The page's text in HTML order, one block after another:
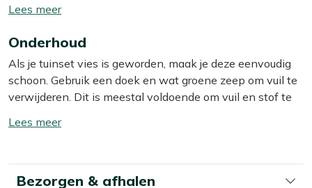
219cm met kunststof blad en 6 comfortabele stoelen
verplaats je de set makkelijk als je je terras eens anders
wilt indelen. Het kunststof tafelblad is
onderhoudsvriendelijk, waardoor je na het eten vooral
met je gezelschap bezig bent, niet met poetsen. De
touwzittingen met kussens vormen zich naar je lichaam,
Eigenschappen
Toon/verberg
meer
Onderhoud
Als je tuinset vies is geworden, maak je deze eenvoudig
schoon. Gebruik een doek en wat groene zeep om vuil te
verwijderen. Dit is meestal voldoende om vuil en stof te
raden we aan om je tuinset minstens twee keer per jaar
het beste resultaat gebruik je dan onze Kees Smit Multi-
surface reiniger voor het tafelblad en het stoelframe, en
Toon/verberg
Bezorgen & afhalen